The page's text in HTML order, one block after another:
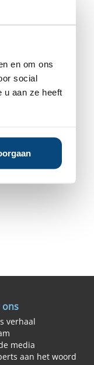
en om ons
social
u aan ze heeft
ons
verhaal
media
aan het woord